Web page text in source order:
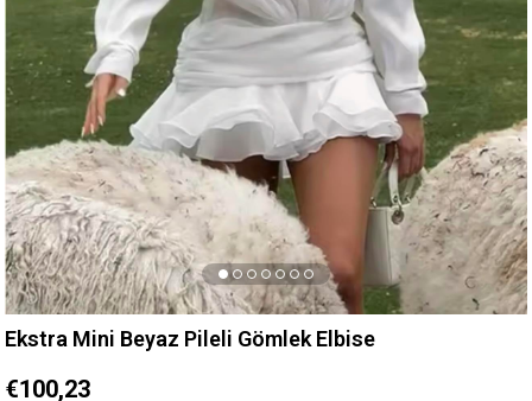
Ekstra Mini Beyaz Pileli Gömlek Elbise
€100,23